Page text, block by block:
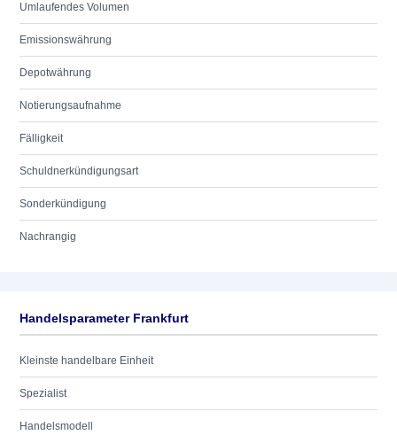
Umlaufendes Volumen
Emissionswährung
Depotwährung
Notierungsaufnahme
Fälligkeit
Schuldnerkündigungsart
Sonderkündigung
Nachrangig
Handelsparameter Frankfurt
Kleinste handelbare Einheit
Spezialist
Handelsmodell